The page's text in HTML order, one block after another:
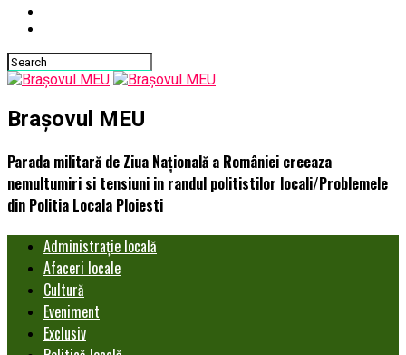
Brașovul MEU
Parada militară de Ziua Națională a României creeaza
nemultumiri si tensiuni in randul politistilor locali/Problemele
din Politia Locala Ploiesti
Administrație locală
Afaceri locale
Cultură
Eveniment
Exclusiv